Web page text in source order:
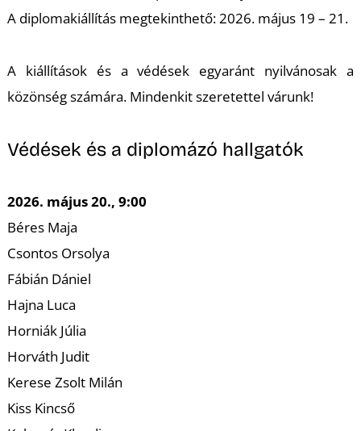
A diplomakiállítás megtekinthető: 2026. május 19 – 21.
A kiállítások és a védések egyaránt nyilvánosak a
közönség számára. Mindenkit szeretettel várunk!
Védések és a diplomázó hallgatók
2026. május 20., 9:00
Béres Maja
Csontos Orsolya
Fábián Dániel
Hajna Luca
Horniák Júlia
Horváth Judit
Kerese Zsolt Milán
Kiss Kincső